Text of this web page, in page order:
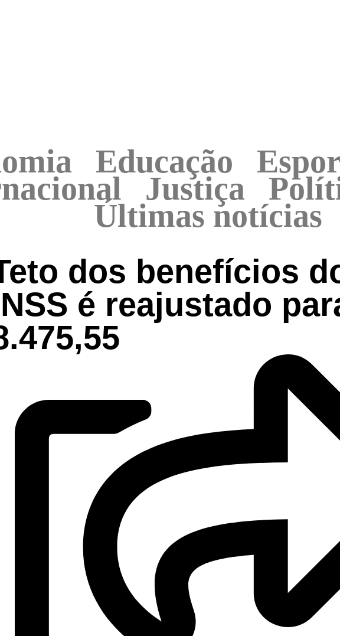
Educação
Justiça
Últimas notícias
dos benefícios
é reajustado